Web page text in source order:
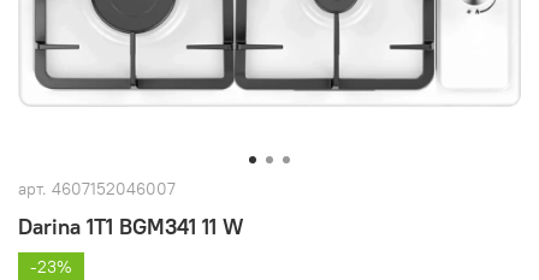
арт. 4607152046007
Darina 1T1 BGM341 11 W
-23%